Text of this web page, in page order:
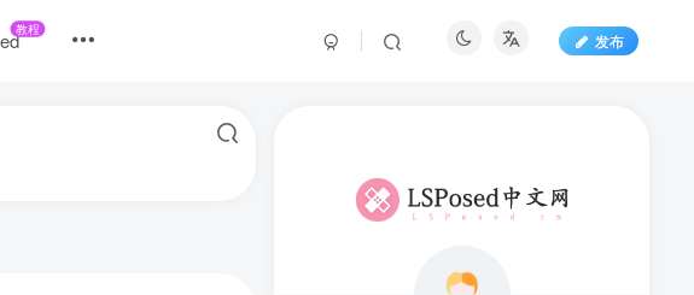
教程
发布